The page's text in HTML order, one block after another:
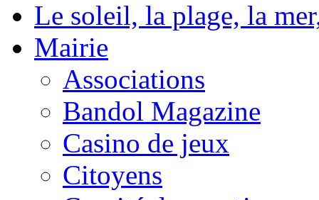
Le soleil, la plage, la
Mairie
Associations
Bandol Magazine
Casino de jeux
Citoyens